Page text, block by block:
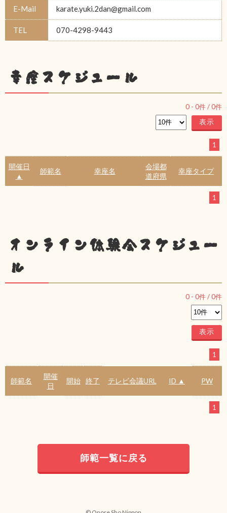
E-Mail karate.yuki.2dan@gmail.com
TEL 070-4298-9443
幸座スケジュール
0 - 0件 /0件
1
開催日
▲
師範名 幸座名
会場都
道府県
幸座タイプ
1
オンライン体験会スケジュー
ル
0 - 0件 /0件
1
師範名
開催
日
開始 終了 テレビ会議URL ID ▲ PW
1
師範一覧に戻る